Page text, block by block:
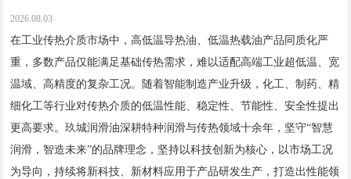
2026.08.03
在工业传热介质市场中，高低温导热油、低温热载油产品同质化严
重，多数产品仅能满足基础传热需求，难以适配高端工业超低温、宽
温域、高精度的复杂工况。随着智能制造产业升级，化工、制药、精
细化工等行业对传热介质的低温性能、稳定性、节能性、安全性提出
更高要求。玖城润滑油深耕特种润滑与传热领域十余年，坚守“智慧
润滑，智造未来”的品牌理念，坚持以科技创新为核心，以市场工况
为导向，持续将新科技、新材料应用于产品研发生产，打造出性能领